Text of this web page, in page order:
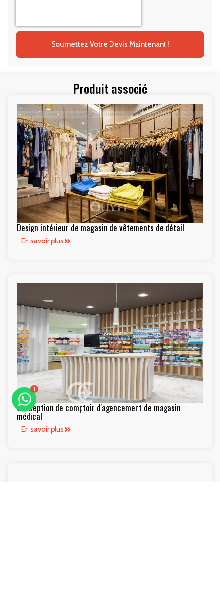
Soumettez Votre Devis Maintenant !
Produit associé
Design intérieur de magasin de vêtements de détail
En savoir plus
Conception de comptoir d'agencement de magasin
médical
En savoir plus
1